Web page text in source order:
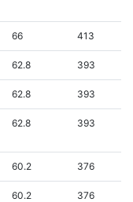
66 413
62.8 393
62.8 393
62.8 393
60.2 376
60.2 376